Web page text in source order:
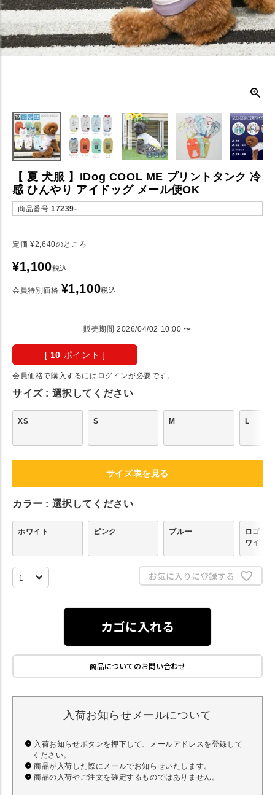
【 夏 犬服 】iDog COOL ME プリントタンク 冷
感 ひんやり アイドッグ メール便OK
商品番号 17239-
定価 ¥2,640のところ
¥1,100税込
会員特別価格 ¥1,100税込
販売期間 2026/04/02 10:00〜
[ 10 ポイント ]
会員価格で購入するにはログインが必要です。
サイズ 選択してください
XS S M L
サイズ表を見る
カラー 選択してください
ホワイト ピンク ブルー
ロゴプ
ワイト
お気に入りに登録する
カゴに入れる
商品についてのお問い合わせ
入荷お知らせメールについて
入荷お知らせボタンを押下して、メールアドレスを登録して
ください。
商品が入荷した際にメールでお知らせいたします。
商品の入荷やご注文を確定するものではありません。